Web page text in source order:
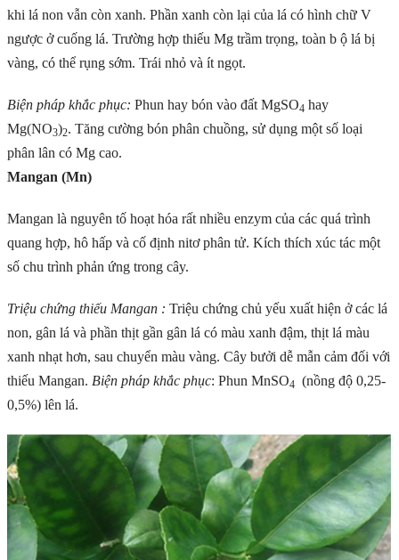
khi lá non vẫn còn xanh. Phần xanh còn lại của lá có hình chữ V
ngược ở cuống lá. Trường hợp thiếu Mg trầm trọng, toàn b ộ lá bị
vàng, có thể rụng sớm. Trái nhỏ và ít ngọt.
Biện pháp khắc phục: Phun hay bón vào đất MgSO4 hay
Mg(NO3)2. Tăng cường bón phân chuồng, sử dụng một số loại
phân lân có Mg cao.
Mangan (Mn)
Mangan là nguyên tố hoạt hóa rất nhiều enzym của các quá trình
quang hợp, hô hấp và cố định nitơ phân tử. Kích thích xúc tác một
số chu trình phản ứng trong cây.
Triệu chứng thiếu Mangan : Triệu chứng chủ yếu xuất hiện ở các lá
non, gân lá và phần thịt gần gân lá có màu xanh đậm, thịt lá màu
xanh nhạt hơn, sau chuyển màu vàng. Cây bưởi dễ mẫn cảm đối với
thiếu Mangan. Biện pháp khắc phục: Phun MnSO4 (nồng độ 0,25-
0,5%) lên lá.